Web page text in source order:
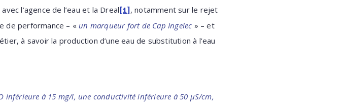
l’agence de l’eau et la Dreal [1] , notamment sur le rejet
de performance – « un marqueur fort de Cap Ingelec » – et
à savoir la production d’une eau de substitution à l’eau
inférieure à 15 mg/l, une conductivité inférieure à 50 µS/cm,